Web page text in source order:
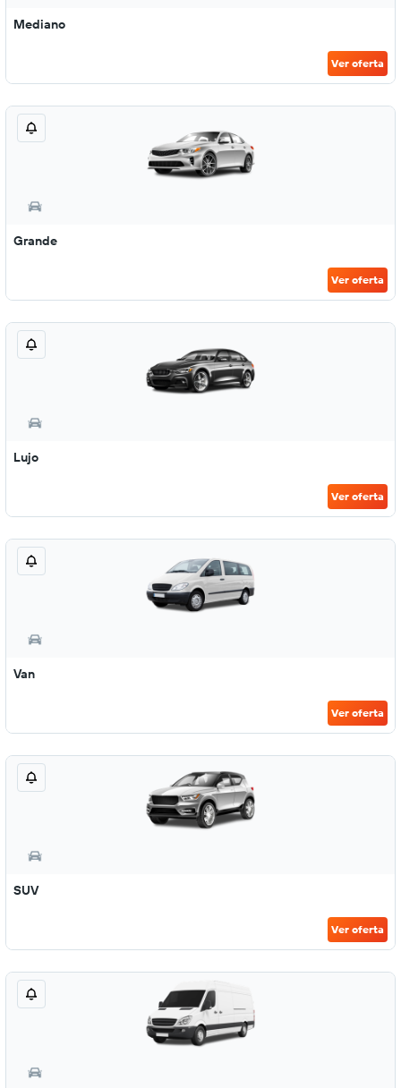
Mediano
Ver oferta
Grande
Ver oferta
Lujo
Ver oferta
Van
Ver oferta
SUV
Ver oferta